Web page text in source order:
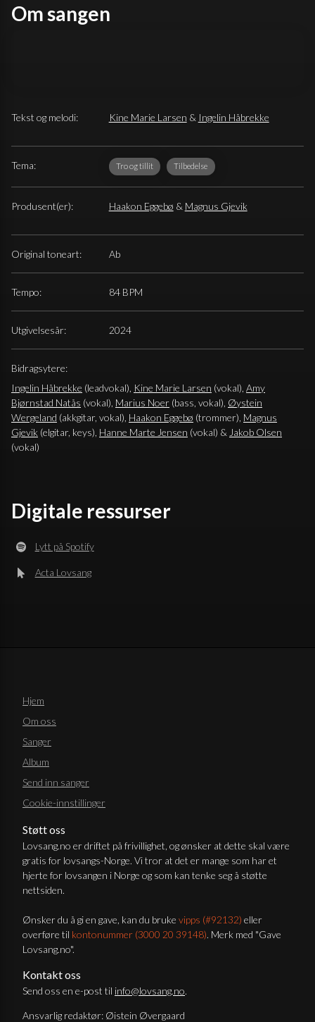
Om sangen
Tekst og melodi: Kine Marie Larsen & Ingelin Håbrekke
Tema: Tro og tillit Tilbedelse
Produsent(er): Haakon Eggebø & Magnus Gjevik
Original toneart: Ab
Tempo: 84 BPM
Utgivelsesår: 2024
Bidragsytere:
Ingelin Håbrekke (leadvokal), Kine Marie Larsen (vokal), Amy
Bjørnstad Natås (vokal), Marius Noer (bass, vokal), Øystein
Wergeland (akkgitar, vokal), Haakon Eggebø (trommer), Magnus
Gjevik (elgitar, keys), Hanne Marte Jensen (vokal) & Jakob Olsen
(vokal)
Digitale ressurser
Lytt på Spotify
Acta Lovsang
Hjem
Om oss
Sanger
Album
Send inn sanger
Cookie-innstillinger
Støtt oss
Lovsang.no er driftet på frivillighet, og ønsker at dette skal være
gratis for lovsangs-Norge. Vi tror at det er mange som har et
hjerte for lovsangen i Norge og som kan tenke seg å støtte
nettsiden.
Ønsker du å gi en gave, kan du bruke vipps (#92132) eller
overføre til kontonummer (3000 20 39148). Merk med "Gave
Lovsang.no".
Kontakt oss
Send oss en e-post til info@lovsang.no.
Ansvarlig redaktør: Øistein Øvergaard